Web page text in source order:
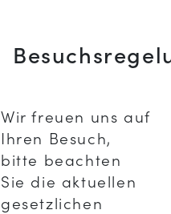
Wir freuen uns auf
Ihren Besuch,
bitte beachten
Sie die aktuellen
gesetzlichen